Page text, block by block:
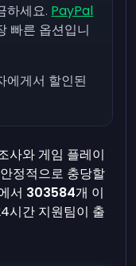
하세요. PayPal
빠른 옵션입니
에게서 할인된
사와 게임 플레이
정적으로 충당할
서 303584개 이
시간 지원팀이 출